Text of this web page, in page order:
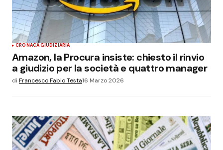
Your Name *
Your E-mail*
browser per la prossima volta che commento.
Invia commento
CRONACA GIUDIZIARIA
Amazon, la Procura insiste: chiesto il rinvio
a giudizio per la società e quattro manager
di Francesco Fabio Testa16 Marzo 2026